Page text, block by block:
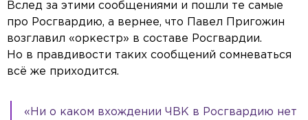
Вслед за этими сообщениями и пошли те самые
про Росгвардию, а вернее, что Павел Пригожин
возглавил «оркестр» в составе Росгвардии.
Но в правдивости таких сообщений сомневаться
всё же приходится.
«Ни о каком вхождении ЧВК в Росгвардию нет